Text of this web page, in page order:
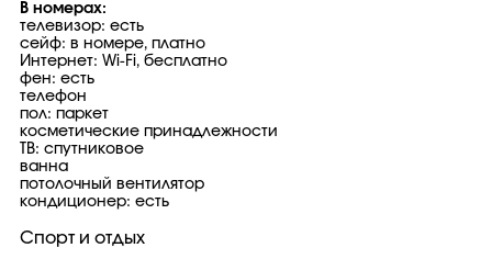
В номерах:
телевизор: есть
сейф: в номере, платно
Интернет: Wi-Fi, бесплатно
фен: есть
телефон
пол: паркет
косметические принадлежности
ТВ: спутниковое
ванна
потолочный вентилятор
кондиционер: есть
Спорт и отдых